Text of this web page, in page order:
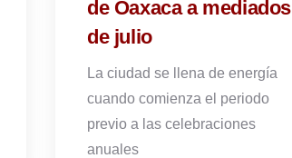
de Oaxaca a mediados
de julio
La ciudad se llena de energía
cuando comienza el periodo
previo a las celebraciones
anuales